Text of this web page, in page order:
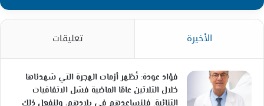
الأخيرة تعليقات
فؤاد عودة: تُظهر أزمات الهجرة التي شهدناها
خلال الثلاثين عامًا الماضية فشل الاتفاقيات